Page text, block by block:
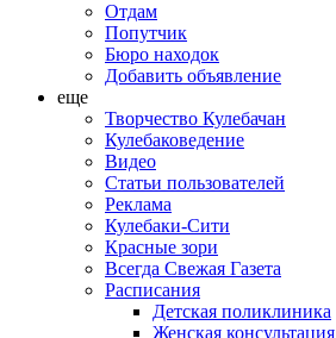
Отдам
Попутчик
Бюро находок
Добавить объявление
еще
Творчество Кулебачан
Кулебаковедение
Видео
Статьи пользователей
Реклама
Кулебаки-Сити
Красные зори
Всегда Свежая Газета
Расписания
Детская поликлиника
Женская консультация